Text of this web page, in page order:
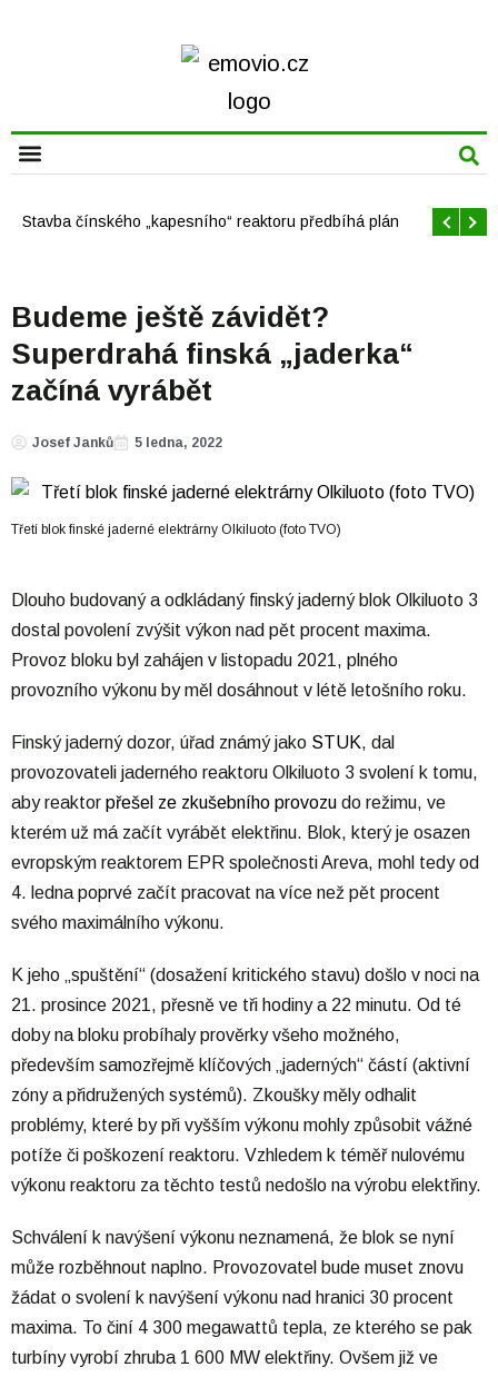
Offshore větrné elektrárny v USA se mají brzy rozrůst
Budeme ještě závidět?
Superdrahá finská „jaderka“
začíná vyrábět
Josef Janků 5 ledna, 2022
Třetí blok finské jaderné elektrárny Olkiluoto (foto TVO)
Dlouho budovaný a odkládaný finský jaderný blok Olkiluoto 3
dostal povolení zvýšit výkon nad pět procent maxima.
Provoz bloku byl zahájen v listopadu 2021, plného
provozního výkonu by měl dosáhnout v létě letošního roku.
Finský jaderný dozor, úřad známý jako STUK, dal
provozovateli jaderného reaktoru Olkiluoto 3 svolení k tomu,
aby reaktor přešel ze zkušebního provozu do režimu, ve
kterém už má začít vyrábět elektřinu. Blok, který je osazen
evropským reaktorem EPR společnosti Areva, mohl tedy od
4. ledna poprvé začít pracovat na více než pět procent
svého maximálního výkonu.
K jeho „spuštění“ (dosažení kritického stavu) došlo v noci na
21. prosince 2021, přesně ve tři hodiny a 22 minutu. Od té
doby na bloku probíhaly prověrky všeho možného,
především samozřejmě klíčových „jaderných“ částí (aktivní
zóny a přidružených systémů). Zkoušky měly odhalit
problémy, které by při vyšším výkonu mohly způsobit vážné
potíže či poškození reaktoru. Vzhledem k téměř nulovému
výkonu reaktoru za těchto testů nedošlo na výrobu elektřiny.
Schválení k navýšení výkonu neznamená, že blok se nyní
může rozběhnout naplno. Provozovatel bude muset znovu
žádat o svolení k navýšení výkonu nad hranici 30 procent
maxima. To činí 4 300 megawattů tepla, ze kterého se pak
turbíny vyrobí zhruba 1 600 MW elektřiny. Ovšem již ve